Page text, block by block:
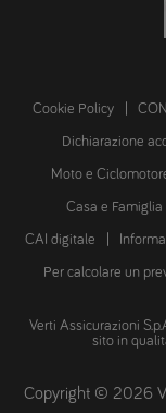
Cookie Policy
Dichiarazione
Moto e
Casa e Famiglia
CAI digitale
Per calcolare un
Verti Assicurazioni
sito in
Copyright © 2026